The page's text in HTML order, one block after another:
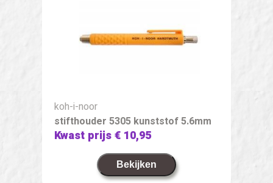
koh-i-noor
stifthouder 5305 kunststof 5.6mm
Kwast prijs€ 10,95
Bekijken